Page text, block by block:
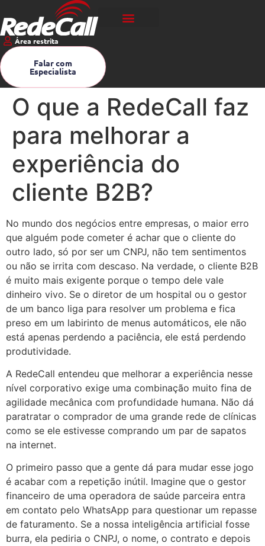
Área restrita
Falar com
Especialista
O que a RedeCall faz
para melhorar a
experiência do
cliente B2B?
No mundo dos negócios entre empresas, o maior erro
que alguém pode cometer é achar que o cliente do
outro lado, só por ser um CNPJ, não tem sentimentos
ou não se irrita com descaso. Na verdade, o cliente B2B
é muito mais exigente porque o tempo dele vale
dinheiro vivo. Se o diretor de um hospital ou o gestor
de um banco liga para resolver um problema e fica
preso em um labirinto de menus automáticos, ele não
está apenas perdendo a paciência, ele está perdendo
produtividade.
A RedeCall entendeu que melhorar a experiência nesse
nível corporativo exige uma combinação muito fina de
agilidade mecânica com profundidade humana. Não dá
paratratar o comprador de uma grande rede de clínicas
como se ele estivesse comprando um par de sapatos
na internet.
O primeiro passo que a gente dá para mudar esse jogo
é acabar com a repetição inútil. Imagine que o gestor
financeiro de uma operadora de saúde parceira entra
em contato pelo WhatsApp para questionar um repasse
de faturamento. Se a nossa inteligência artificial fosse
burra, ela pediria o CNPJ, o nome, o contrato e depois